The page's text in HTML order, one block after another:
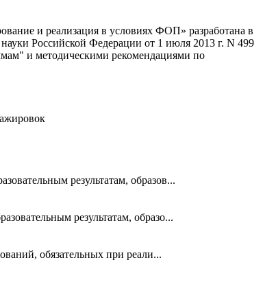
и реализация в условиях ФОП» разработана в
Российской Федерации от 1 июля 2013 г. N 499
и методическими рекомендациями по
результатам, образов...
результатам, образо...
обязательных при реали...